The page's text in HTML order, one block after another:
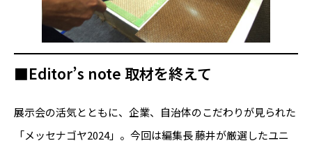
■Editor’s note 取材を終えて
展示会の活気とともに、企業、自治体のこだわりが見られた
「メッセナゴヤ2024」。今回は編集長 藤井が厳選したユニ